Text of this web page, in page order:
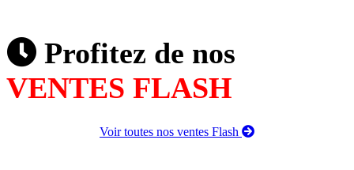
Profitez de nos
VENTES FLASH
Voir toutes nos ventes Flash